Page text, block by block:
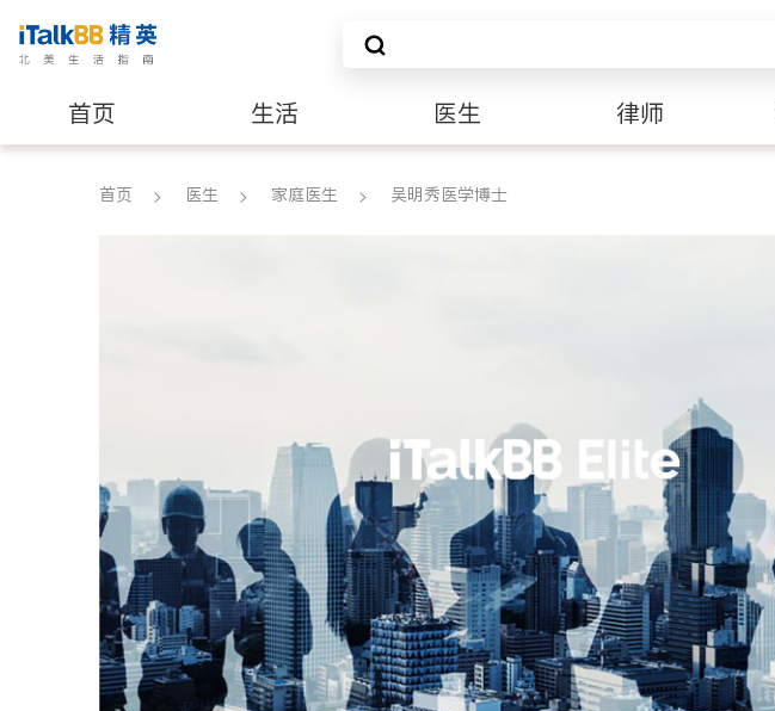
首页 生活 医生 律师
养老 非盈利组织
首页 医生 家庭医生 吴明秀医学博士